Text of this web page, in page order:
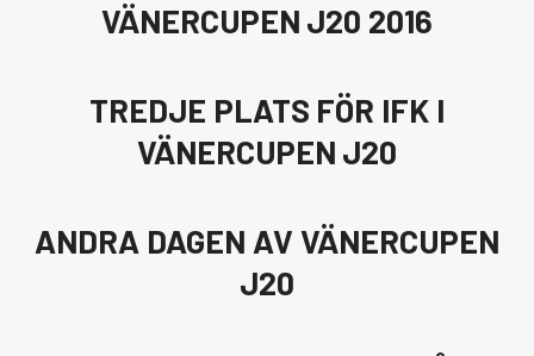
VÄNERCUPEN J20 2016
TREDJE PLATS FÖR IFK I
VÄNERCUPEN J20
ANDRA DAGEN AV VÄNERCUPEN
J20